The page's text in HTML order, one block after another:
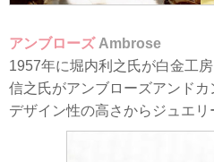
アンブローズ Ambrose
1957年に堀内利之氏が白金工
信之氏がアンブローズアンドカ
デザイン性の高さからジュエリ